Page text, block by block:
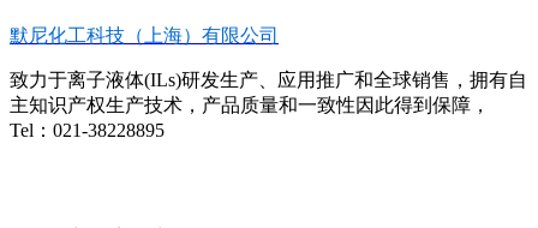
默尼化工科技（上海）有限公司
致力于离子液体(ILs)研发生产、应用推广和全球销售，拥有自
主知识产权生产技术，产品质量和一致性因此得到保障，
Tel：021-38228895